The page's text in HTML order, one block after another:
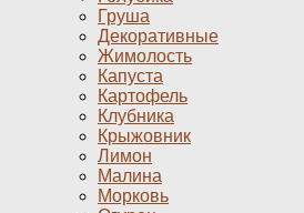
Груша
Декоративные
Жимолость
Капуста
Картофель
Клубника
Крыжовник
Лимон
Малина
Морковь